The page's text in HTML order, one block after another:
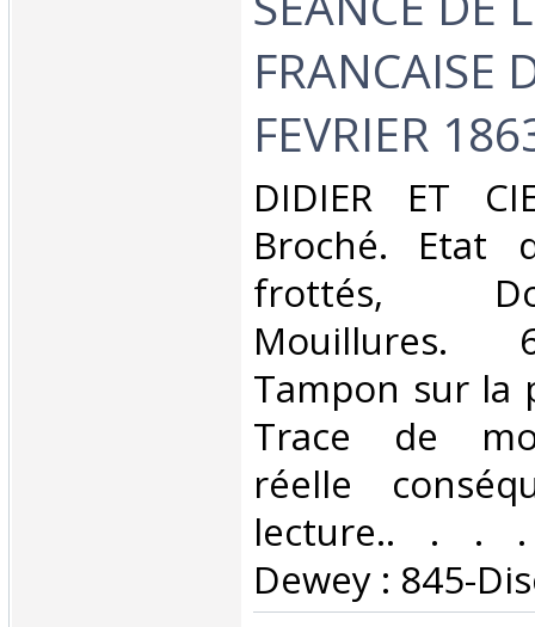
FRANCAISE
FEVRIER
‎DIDIER ET
Broché. Etat
frottés,
Mouillures.
Tampon sur la
Trace de
réelle
lecture.. . . .
Dewey : 845-